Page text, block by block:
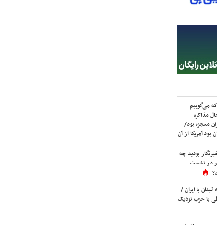
می‌گوییم
مذاکره
معجزه بود/
بود آمریکا از آن
بودید چه
در نشست
با ایران /
با حزب نزدیک